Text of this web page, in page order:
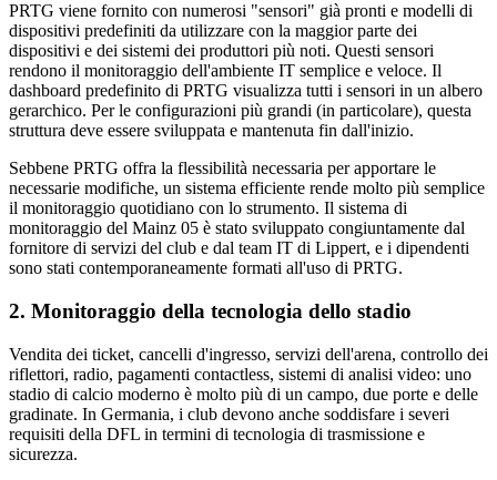
PRTG viene fornito con numerosi "sensori" già pronti e modelli di
dispositivi predefiniti da utilizzare con la maggior parte dei
dispositivi e dei sistemi dei produttori più noti. Questi sensori
rendono il monitoraggio dell'ambiente IT semplice e veloce. Il
dashboard predefinito di PRTG visualizza tutti i sensori in un albero
gerarchico. Per le configurazioni più grandi (in particolare), questa
struttura deve essere sviluppata e mantenuta fin dall'inizio.
Sebbene PRTG offra la flessibilità necessaria per apportare le
necessarie modifiche, un sistema efficiente rende molto più semplice
il monitoraggio quotidiano con lo strumento. Il sistema di
monitoraggio del Mainz 05 è stato sviluppato congiuntamente dal
fornitore di servizi del club e dal team IT di Lippert, e i dipendenti
sono stati contemporaneamente formati all'uso di PRTG.
2. Monitoraggio della tecnologia dello stadio
Vendita dei ticket, cancelli d'ingresso, servizi dell'arena, controllo dei
riflettori, radio, pagamenti contactless, sistemi di analisi video: uno
stadio di calcio moderno è molto più di un campo, due porte e delle
gradinate. In Germania, i club devono anche soddisfare i severi
requisiti della DFL in termini di tecnologia di trasmissione e
sicurezza.